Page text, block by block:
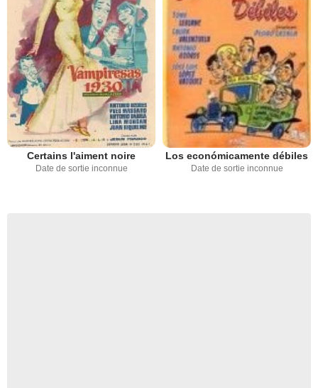
Certains l'aiment noire
Date de sortie inconnue
Los económicamente débiles
Date de sortie inconnue